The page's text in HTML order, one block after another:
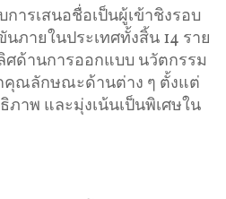
ารเสนอชื่อเป็นผู้เข้าชิงรอบ
ภายในประเทศทั้งสิ้น 14 ราย
ศด้านการออกแบบ นวัตกรรม
คุณลักษณะด้านต่าง ๆ ตั้งแต่
าพ และมุ่งเน้นเป็นพิเศษใน